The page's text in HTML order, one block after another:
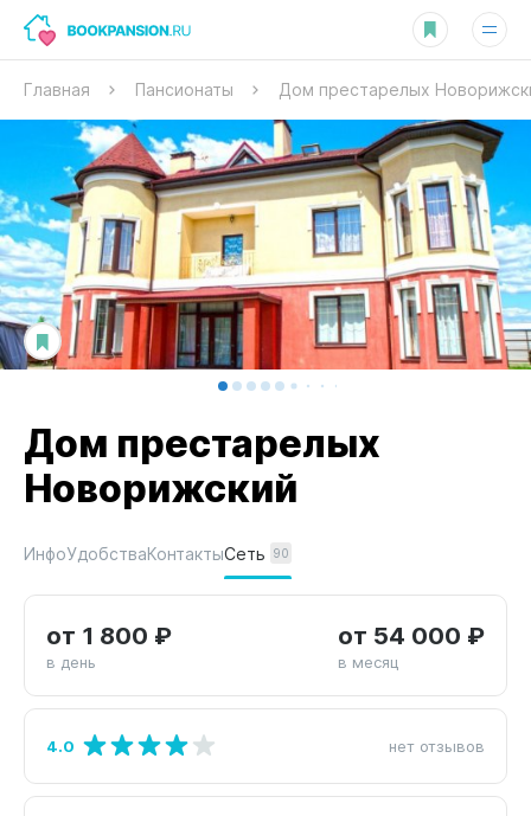
Главная Пансионаты Дом престарелых
Дом престарелых
Новорижский
ИнфоУдобстваКонтактыСеть 90
от 1 800 ₽
в день
от 54 000 ₽
в месяц
4.0 нет отзывов